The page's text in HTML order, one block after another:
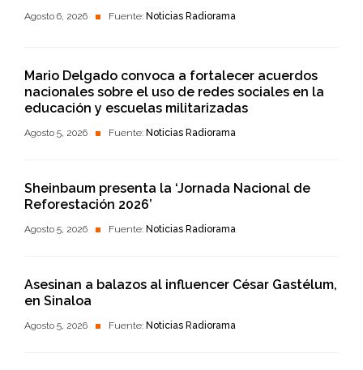
Agosto 6, 2026 Fuente: Noticias Radiorama
Mario Delgado convoca a fortalecer acuerdos
nacionales sobre el uso de redes sociales en la
educación y escuelas militarizadas
Agosto 5, 2026 Fuente: Noticias Radiorama
Sheinbaum presenta la ‘Jornada Nacional de
Reforestación 2026’
Agosto 5, 2026 Fuente: Noticias Radiorama
Asesinan a balazos al influencer César Gastélum,
en Sinaloa
Agosto 5, 2026 Fuente: Noticias Radiorama